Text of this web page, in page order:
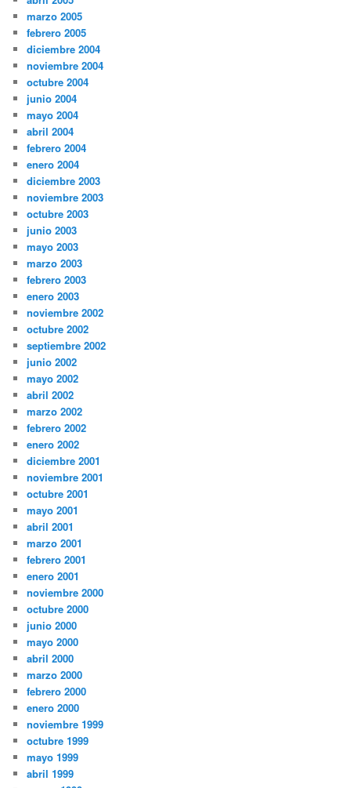
marzo 2005
febrero 2005
diciembre 2004
noviembre 2004
octubre 2004
junio 2004
mayo 2004
abril 2004
febrero 2004
enero 2004
diciembre 2003
noviembre 2003
octubre 2003
junio 2003
mayo 2003
marzo 2003
febrero 2003
enero 2003
noviembre 2002
octubre 2002
septiembre 2002
junio 2002
mayo 2002
abril 2002
marzo 2002
febrero 2002
enero 2002
diciembre 2001
noviembre 2001
octubre 2001
mayo 2001
abril 2001
marzo 2001
febrero 2001
enero 2001
noviembre 2000
octubre 2000
junio 2000
mayo 2000
abril 2000
marzo 2000
febrero 2000
enero 2000
noviembre 1999
octubre 1999
mayo 1999
abril 1999